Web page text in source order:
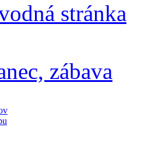
stránka
zábava